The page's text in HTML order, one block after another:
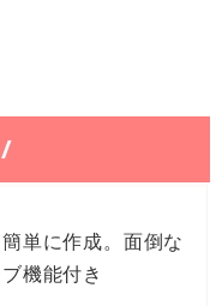
単に作成。面倒な
機能付き